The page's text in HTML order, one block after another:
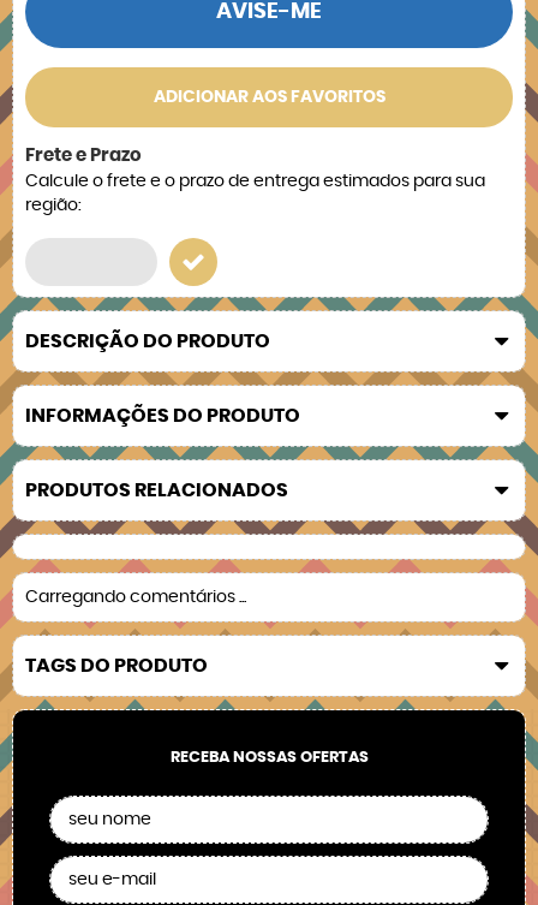
AVISE-ME
ADICIONAR AOS FAVORITOS
Frete e Prazo
Calcule o frete e o prazo de entrega estimados para sua
região:
DESCRIÇÃO DO PRODUTO
INFORMAÇÕES DO PRODUTO
PRODUTOS RELACIONADOS
Carregando comentários ...
TAGS DO PRODUTO
RECEBA NOSSAS OFERTAS